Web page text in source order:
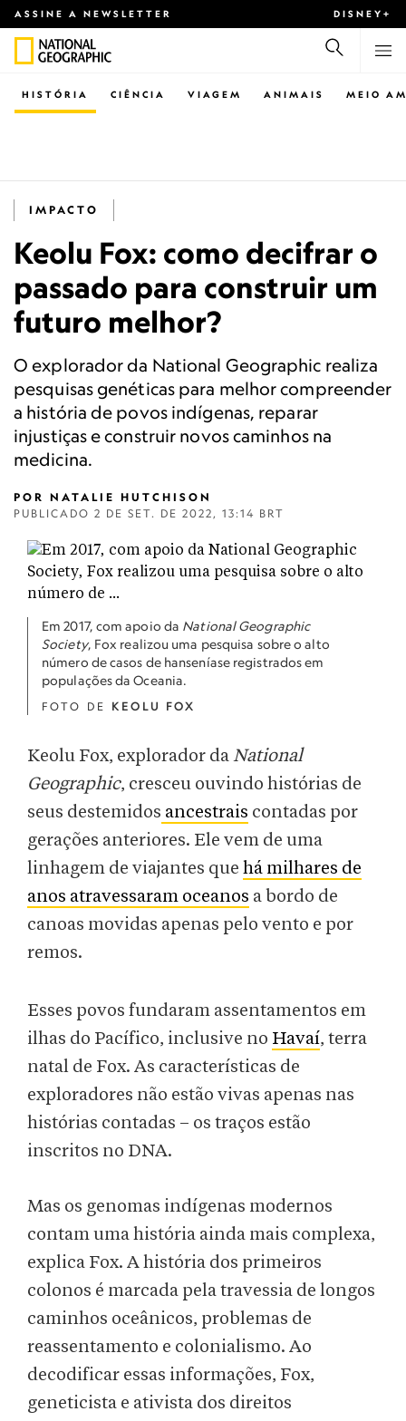
ASSINE A NEWSLETTER DISNEY+
CIÊNCIA VIAGEM ANIMAIS
HISTÓRIA MEIO
IMPACTO
Keolu Fox: como decifrar o
passado para construir um
futuro melhor?
O explorador da National Geographic realiza
pesquisas genéticas para melhor compreender
a história de povos indígenas, reparar
injustiças e construir novos caminhos na
medicina.
POR NATALIE HUTCHISON
PUBLICADO 2 DE SET. DE 2022, 13:14 BRT
Em 2017, com apoio da National Geographic
Society, Fox realizou uma pesquisa sobre o alto
número de casos de hanseníase registrados em
populações da Oceania.
FOTO DE KEOLU FOX
Keolu Fox, explorador daNational
Geographic, cresceu ouvindo histórias de
seus destemidos ancestrais contadas por
gerações anteriores. Ele vem de uma
linhagem de viajantes que há milhares de
anos atravessaram oceanos a bordo de
canoas movidas apenas pelo vento e por
remos.
Esses povos fundaram assentamentos em
ilhas do Pacífico, inclusive no Havaí, terra
natal de Fox. As características de
exploradores não estão vivas apenas nas
histórias contadas – os traços estão
inscritos no DNA.
Mas os genomas indígenas modernos
contam uma história ainda mais complexa,
explica Fox. A história dos primeiros
colonos é marcada pela travessia de longos
caminhos oceânicos, problemas de
reassentamento e colonialismo. Ao
decodificar essas informações, Fox,
geneticista e ativista dos direitos